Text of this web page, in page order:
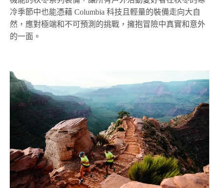
冷季節中也能憑藉 Columbia 科技且輕量的裝備走向大自
然，應對極端和不可預測的挑戰，擁抱冒險中真實和意外
的一面。